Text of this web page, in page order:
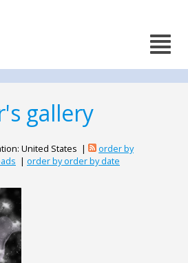
gallery
United States |
order by
| order by order by date